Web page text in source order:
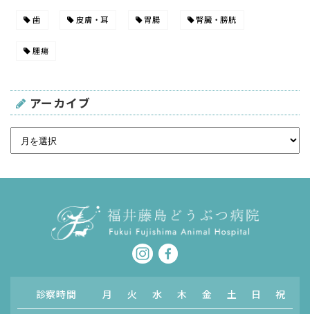
歯 皮膚・耳 胃腸 腎臓・膀胱
腫瘍
アーカイブ
診察時間 月 火 水 木 金 土 日 祝